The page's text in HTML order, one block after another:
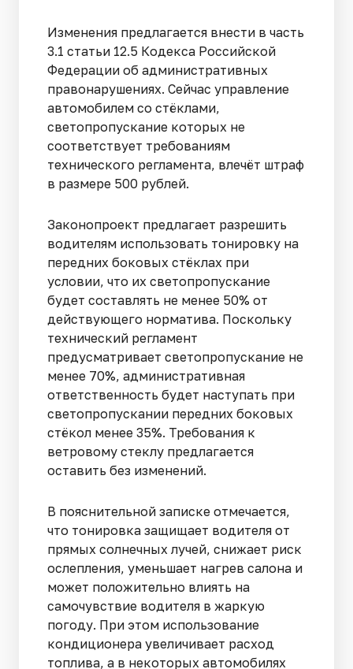
Изменения предлагается внести в часть
3.1 статьи 12.5 Кодекса Российской
Федерации об административных
правонарушениях. Сейчас управление
автомобилем со стёклами,
светопропускание которых не
соответствует требованиям
технического регламента, влечёт штраф
в размере 500 рублей.
Законопроект предлагает разрешить
водителям использовать тонировку на
передних боковых стёклах при
условии, что их светопропускание
будет составлять не менее 50% от
действующего норматива. Поскольку
технический регламент
предусматривает светопропускание не
менее 70%, административная
ответственность будет наступать при
светопропускании передних боковых
стёкол менее 35%. Требования к
ветровому стеклу предлагается
оставить без изменений.
В пояснительной записке отмечается,
что тонировка защищает водителя от
прямых солнечных лучей, снижает риск
ослепления, уменьшает нагрев салона и
может положительно влиять на
самочувствие водителя в жаркую
погоду. При этом использование
кондиционера увеличивает расход
топлива, а в некоторых автомобилях